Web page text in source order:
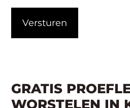
GRATIS
WORSTELEN IN